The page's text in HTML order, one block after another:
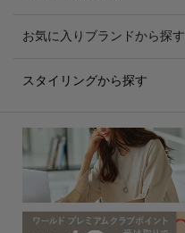
お気に入りブランドから探す
スタイリングから探す